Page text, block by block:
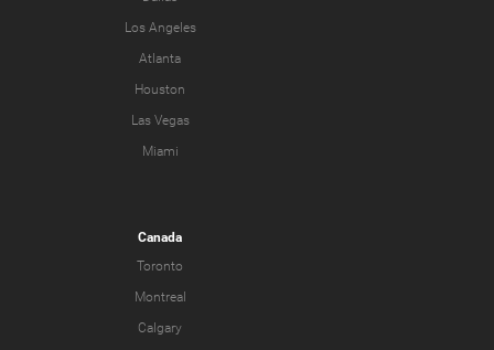
Los Angeles
Atlanta
Houston
Las Vegas
Miami
Canada
Toronto
Montreal
Calgary